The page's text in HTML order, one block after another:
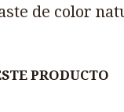
de color
PRODUCTO